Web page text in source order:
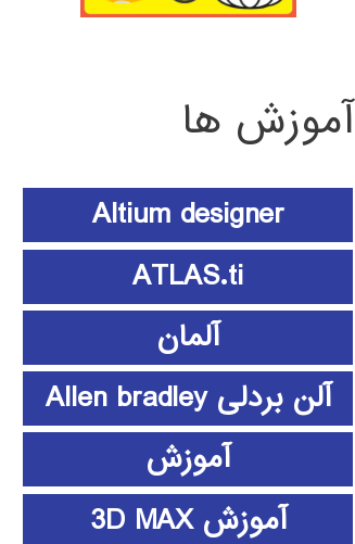
آموزش ها
Altium designer
ATLAS.ti
آلمان
آلن بردلی Allen bradley
آموزش
آموزش 3D MAX